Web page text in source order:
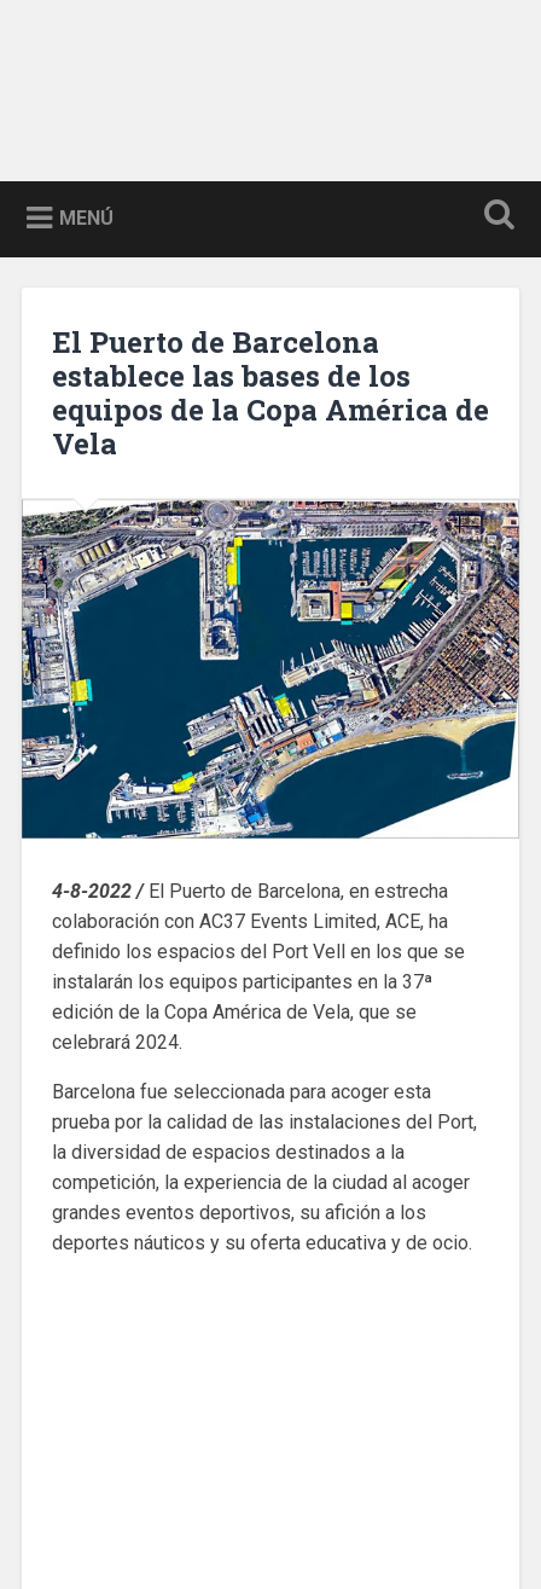
MENÚ
El Puerto de Barcelona
establece las bases de los
equipos de la Copa América de
Vela
4-8-2022 / El Puerto de Barcelona, ​​en estrecha
colaboración con AC37 Events Limited, ACE, ha
definido los espacios del Port Vell en los que se
instalarán los equipos participantes en la 37ª
edición de la Copa América de Vela, que se
celebrará 2024.
Barcelona fue seleccionada para acoger esta
prueba por la calidad de las instalaciones del Port,
la diversidad de espacios destinados a la
competición, la experiencia de la ciudad al acoger
grandes eventos deportivos, su afición a los
deportes náuticos y su oferta educativa y de ocio.